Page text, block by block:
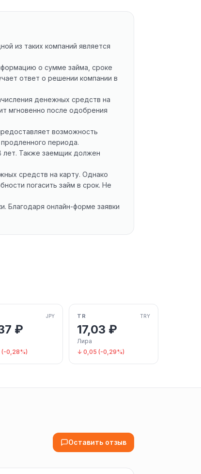
из таких компаний является
о сумме займа, сроке
ответ о решении компании в
денежных средств на
мгновенно после одобрения
возможность
периода.
лет. Также заемщик должен
средств на карту. Однако
погасить займ в срок. Не
Благодаря онлайн-форме заявки
JPY
₽
(-0,28%)
TR TRY
17,03 ₽
Лира
↓ 0,05 (-0,29%)
Оставить отзыв